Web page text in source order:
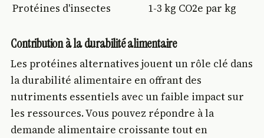
Protéines d'insectes
1-3 kg CO2e par kg
Contribution à la durabilité alimentaire
Les protéines alternatives jouent un rôle clé dans
la durabilité alimentaire en offrant des
nutriments essentiels avec un faible impact sur
les ressources. Vous pouvez répondre à la
demande alimentaire croissante tout en